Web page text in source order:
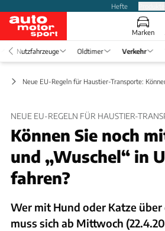
Hefte
Marken
Nutzfahrzeuge Oldtimer Verkehr
Neue EU-Regeln für Haustier-Transporte:
NEUE EU-REGELN FÜR HAUSTIER-
Können Sie noch
und „Wuschel“ in
fahren?
Wer mit Hund oder Katze
muss sich ab Mittwoch